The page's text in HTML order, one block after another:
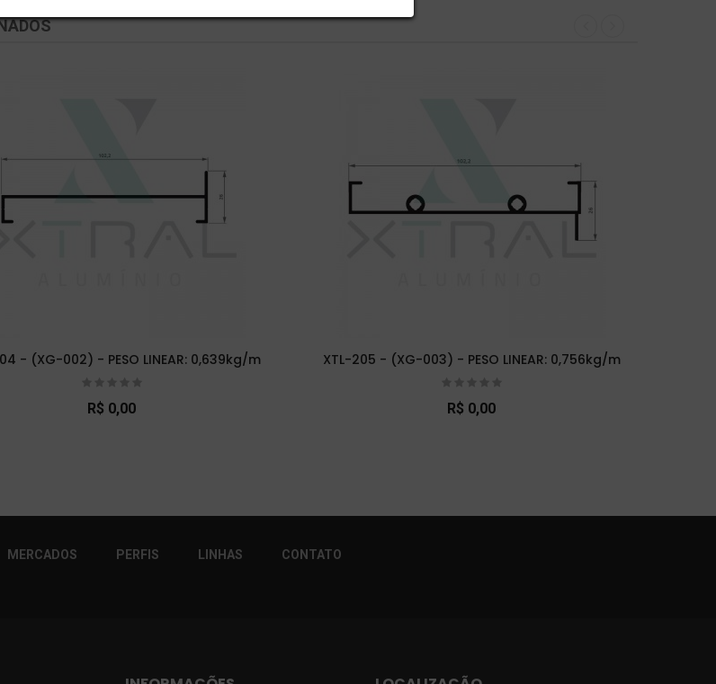
- (XG-002) - PESO LINEAR: 0,639kg/m
R$ 0,00
XTL-205 - (XG-003) - PESO LINEAR: 0,756kg/m
R$ 0,00
MERCADOS PERFIS LINHAS CONTATO